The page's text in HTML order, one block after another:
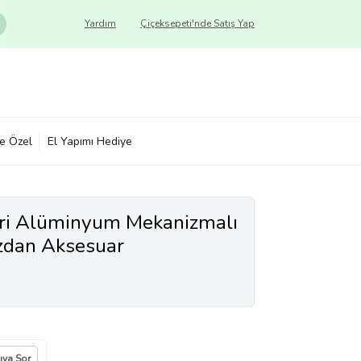
Çiçeksepeti'nde Satış Yap
Yardım
Özel El Yapımı Hediye
Alüminyum Mekanizmalı
Aksesuar